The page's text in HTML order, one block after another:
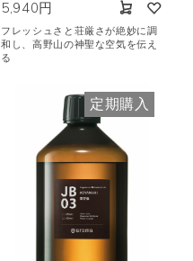
5,940円
フレッシュさと荘厳さが絶妙に調
和し、高野山の神聖な空気を伝え
る
定期購入